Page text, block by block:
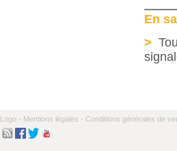
En
>
Logo - Mentions légales - Conditions générales de